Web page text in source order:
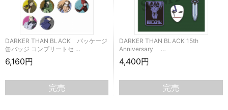
DARKER THAN BLACK パッケージ
缶バッジ コンプリートセ …
6,160円
完売
DARKER THAN BLACK 15th
Anniversary …
4,400円
完売